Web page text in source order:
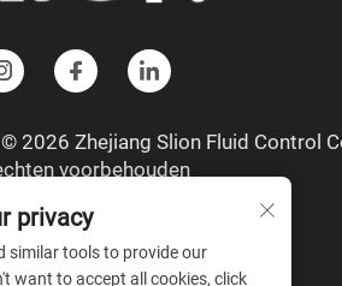
2026 Zhejiang Slion Fluid Control
voorbehouden
privacy
similar tools to provide our
want to accept all cookies, click